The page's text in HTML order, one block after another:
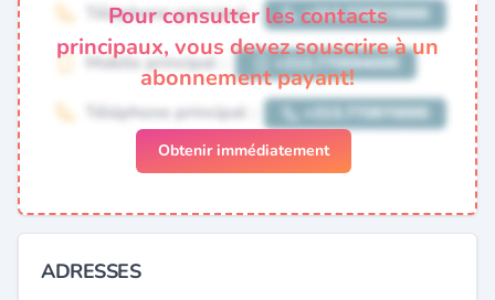
Pour consulter les contacts
principaux, vous devez souscrire à un
abonnement payant!
Obtenir immédiatement
ADRESSES